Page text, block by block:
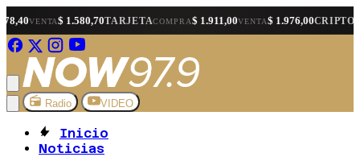
$ 1.580,70TARJETACOMPRA$ 1.911,00VENTA$ 1.976,00CRIPTOCOMPRA$
Radio VIDEO
Inicio
Noticias